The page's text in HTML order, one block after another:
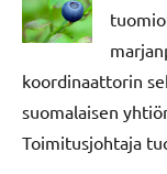
koordinaattorin
suomalaisen
Toimitusjohtaja